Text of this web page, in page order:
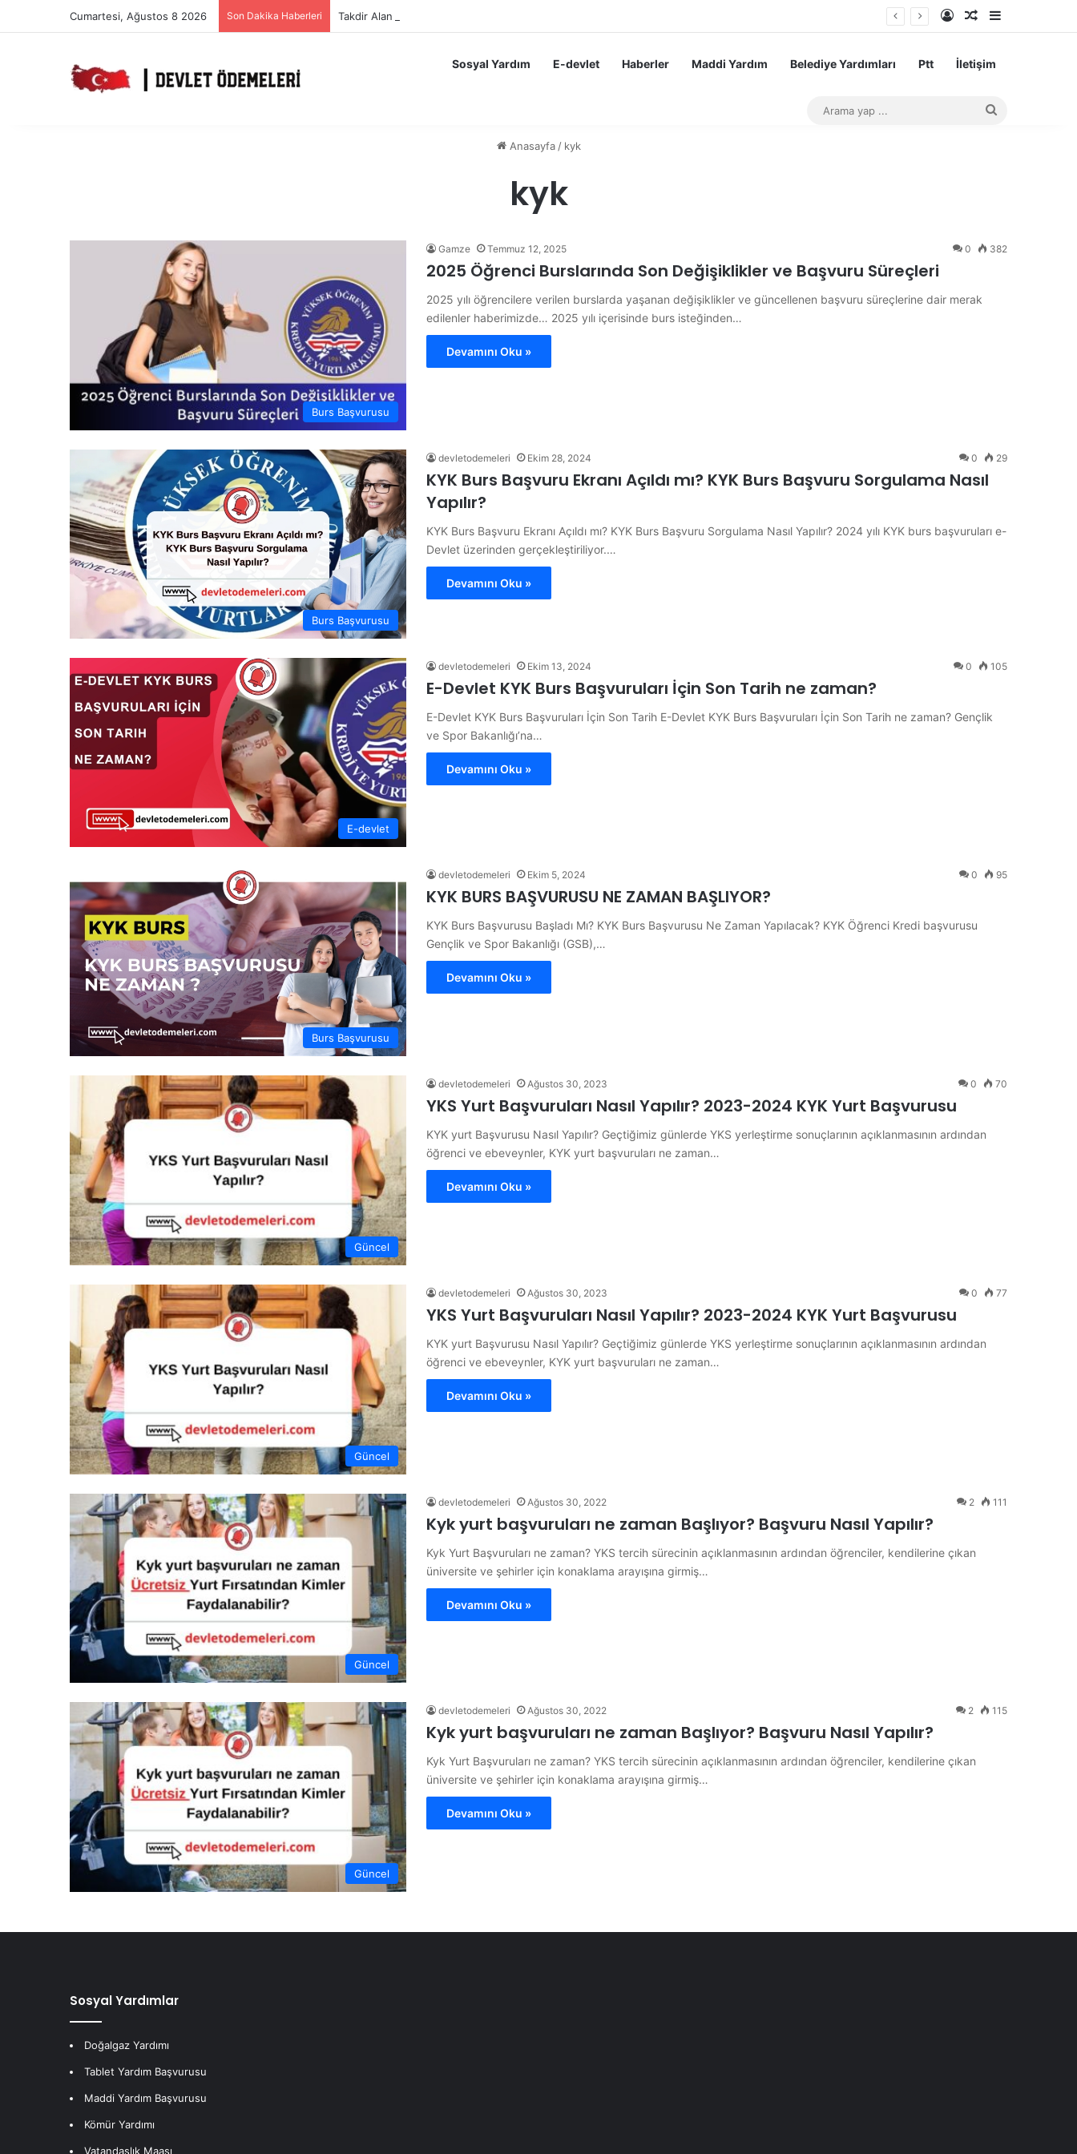
Cumartesi, Ağustos 8 2026 Son Dakika Haberleri Takdir Alan Öğrencilere Karne Parası Başvurusu Nasıl Yapılır? Kayıt OlRastgele Makale
Sosyal Yardım E-devlet Haberler Maddi Yardım Belediye Yardımları Ptt İletişim
Anasayfa / kyk
kyk
Burs Başvurusu
Gamze Temmuz 12, 2025 0 382
2025 Öğrenci Burslarında Son Değişiklikler ve Başvuru Süreçleri
2025 yılı öğrencilere verilen burslarda yaşanan değişiklikler ve güncellenen başvuru süreçlerine dair merak
edilenler haberimizde… 2025 yılı içerisinde burs isteğinden…
Devamını Oku »
Burs Başvurusu
devletodemeleri Ekim 28, 2024 0 29
KYK Burs Başvuru Ekranı Açıldı mı? KYK Burs Başvuru Sorgulama Nasıl
Yapılır?
KYK Burs Başvuru Ekranı Açıldı mı? KYK Burs Başvuru Sorgulama Nasıl Yapılır? 2024 yılı KYK burs başvuruları e-
Devlet üzerinden gerçekleştiriliyor.…
Devamını Oku »
E-devlet
devletodemeleri Ekim 13, 2024 0 105
E-Devlet KYK Burs Başvuruları İçin Son Tarih ne zaman?
E-Devlet KYK Burs Başvuruları İçin Son Tarih E-Devlet KYK Burs Başvuruları İçin Son Tarih ne zaman? Gençlik
ve Spor Bakanlığı’na…
Devamını Oku »
Burs Başvurusu
devletodemeleri Ekim 5, 2024 0 95
KYK BURS BAŞVURUSU NE ZAMAN BAŞLIYOR?
KYK Burs Başvurusu Başladı Mı? KYK Burs Başvurusu Ne Zaman Yapılacak? KYK Öğrenci Kredi başvurusu
Gençlik ve Spor Bakanlığı (GSB),…
Devamını Oku »
Güncel
devletodemeleri Ağustos 30, 2023 0 70
YKS Yurt Başvuruları Nasıl Yapılır? 2023-2024 KYK Yurt Başvurusu
KYK yurt Başvurusu Nasıl Yapılır? Geçtiğimiz günlerde YKS yerleştirme sonuçlarının açıklanmasının ardından
öğrenci ve ebeveynler, KYK yurt başvuruları ne zaman…
Devamını Oku »
Güncel
devletodemeleri Ağustos 30, 2023 0 77
YKS Yurt Başvuruları Nasıl Yapılır? 2023-2024 KYK Yurt Başvurusu
KYK yurt Başvurusu Nasıl Yapılır? Geçtiğimiz günlerde YKS yerleştirme sonuçlarının açıklanmasının ardından
öğrenci ve ebeveynler, KYK yurt başvuruları ne zaman…
Devamını Oku »
Güncel
devletodemeleri Ağustos 30, 2022 2 111
Kyk yurt başvuruları ne zaman Başlıyor? Başvuru Nasıl Yapılır?
Kyk Yurt Başvuruları ne zaman? YKS tercih sürecinin açıklanmasının ardından öğrenciler, kendilerine çıkan
üniversite ve şehirler için konaklama arayışına girmiş…
Devamını Oku »
Güncel
devletodemeleri Ağustos 30, 2022 2 115
Kyk yurt başvuruları ne zaman Başlıyor? Başvuru Nasıl Yapılır?
Kyk Yurt Başvuruları ne zaman? YKS tercih sürecinin açıklanmasının ardından öğrenciler, kendilerine çıkan
üniversite ve şehirler için konaklama arayışına girmiş…
Devamını Oku »
Sosyal Yardımlar
Doğalgaz Yardımı
Tablet Yardım Başvurusu
Maddi Yardım Başvurusu
Kömür Yardımı
Vatandaşlık Maaşı